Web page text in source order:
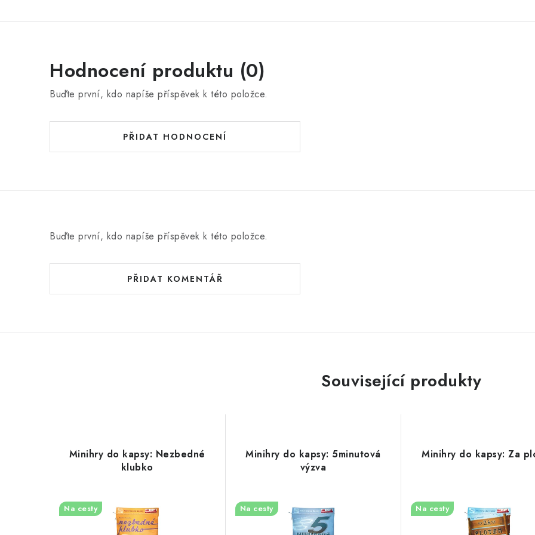
Hodnocení produktu (0)
Buďte první, kdo napíše příspěvek k této položce.
PŘIDAT HODNOCENÍ
Buďte první, kdo napíše příspěvek k této položce.
PŘIDAT KOMENTÁŘ
Související produkty
Minihry do kapsy: Nezbedné
klubko
Na cesty
Minihry do kapsy: 5minutová
výzva
Na cesty
Minihry do kapsy: Za
Na cesty